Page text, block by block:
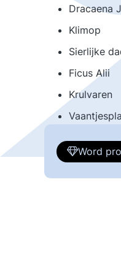
Dracaena
Klimop
Sierlijke
Ficus Alii
Krulvaren
Word pro